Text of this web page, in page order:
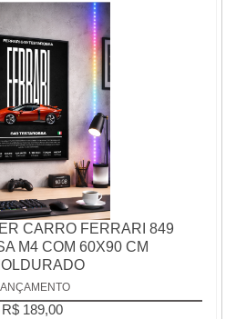
CARRO FERRARI 849
M4 COM 60X90 CM
R$ 189,00